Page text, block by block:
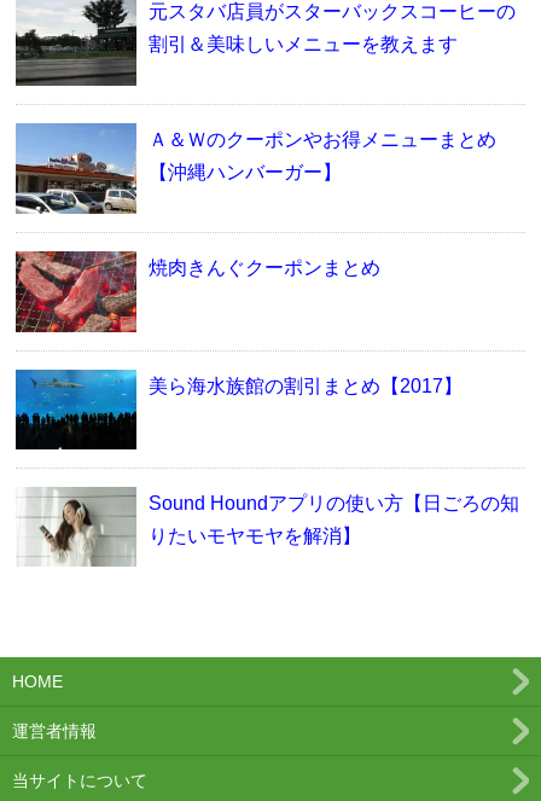
元スタバ店員がスターバックスコーヒーの
割引＆美味しいメニューを教えます
Ａ＆Ｗのクーポンやお得メニューまとめ
【沖縄ハンバーガー】
焼肉きんぐクーポンまとめ
美ら海水族館の割引まとめ【2017】
Sound Houndアプリの使い方【日ごろの知
りたいモヤモヤを解消】
HOME
運営者情報
当サイトについて